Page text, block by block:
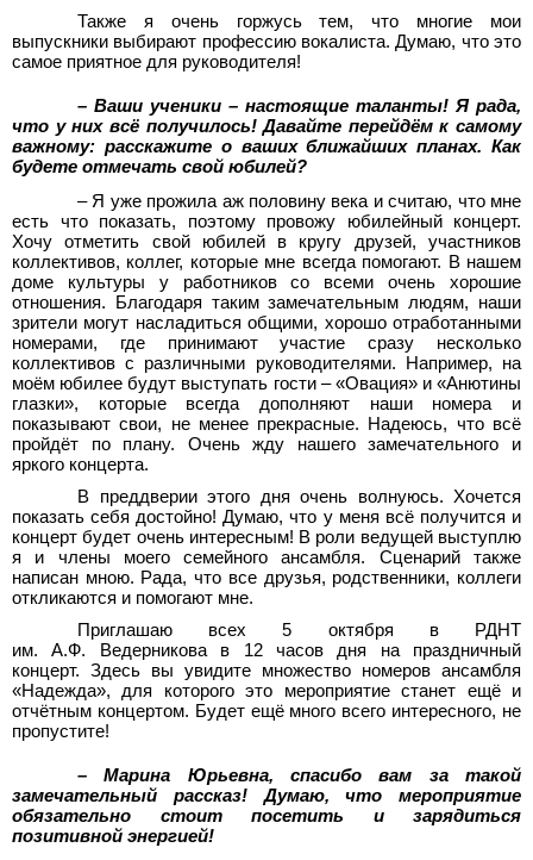
Также я очень горжусь тем, что многие мои
выпускники выбирают профессию вокалиста. Думаю, что это
самое приятное для руководителя!
– Ваши ученики – настоящие таланты! Я рада,
что у них всё получилось! Давайте перейдём к самому
важному: расскажите о ваших ближайших планах. Как
будете отмечать свой юбилей?
– Я уже прожила аж половину века и считаю, что мне
есть что показать, поэтому провожу юбилейный концерт.
Хочу отметить свой юбилей в кругу друзей, участников
коллективов, коллег, которые мне всегда помогают. В нашем
доме культуры у работников со всеми очень хорошие
отношения. Благодаря таким замечательным людям, наши
зрители могут насладиться общими, хорошо отработанными
номерами, где принимают участие сразу несколько
коллективов с различными руководителями. Например, на
моём юбилее будут выступать гости – «Овация» и «Анютины
глазки», которые всегда дополняют наши номера и
показывают свои, не менее прекрасные. Надеюсь, что всё
пройдёт по плану. Очень жду нашего замечательного и
яркого концерта.
В преддверии этого дня очень волнуюсь. Хочется
показать себя достойно! Думаю, что у меня всё получится и
концерт будет очень интересным! В роли ведущей выступлю
я и члены моего семейного ансамбля. Сценарий также
написан мною. Рада, что все друзья, родственники, коллеги
откликаются и помогают мне.
Приглашаю всех 5 октября в РДНТ
им. А.Ф. Ведерникова в 12 часов дня на праздничный
концерт. Здесь вы увидите множество номеров ансамбля
«Надежда», для которого это мероприятие станет ещё и
отчётным концертом. Будет ещё много всего интересного, не
пропустите!
– Марина Юрьевна, спасибо вам за такой
замечательный рассказ! Думаю, что мероприятие
обязательно стоит посетить и зарядиться
позитивной энергией!